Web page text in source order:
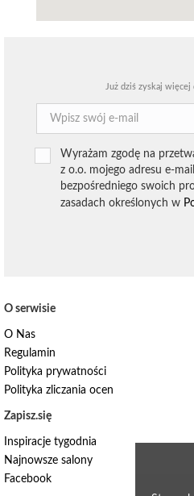
Już dziś zyskaj
Wyrażam zgodę na
z o.o. mojego adresu e-
bezpośredniego swoich
zasadach określonych w
O serwisie
O Nas
Regulamin
Polityka prywatności
Polityka zliczania ocen
Zapisz.się
Inspiracje tygodnia
Najnowsze salony
Facebook